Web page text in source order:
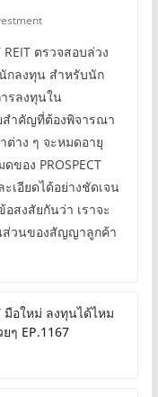
ตรวจสอบล่วง
กลงทุน สำหรับนัก
รลงทุนใน
สำคัญที่ต้องพิจารณา
ต่าง ๆ จะหมดอายุ
ของ PROSPECT
เอียดได้อย่างชัดเจน
สงสัยกันว่า เราจะ
ส่วนของสัญญาลูกค้า
มือใหม่ ลงทุนได้ไหม
ๆ EP.1167